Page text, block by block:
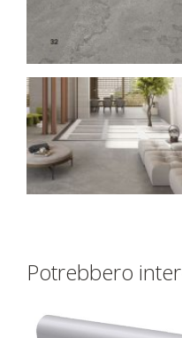
Potrebbero